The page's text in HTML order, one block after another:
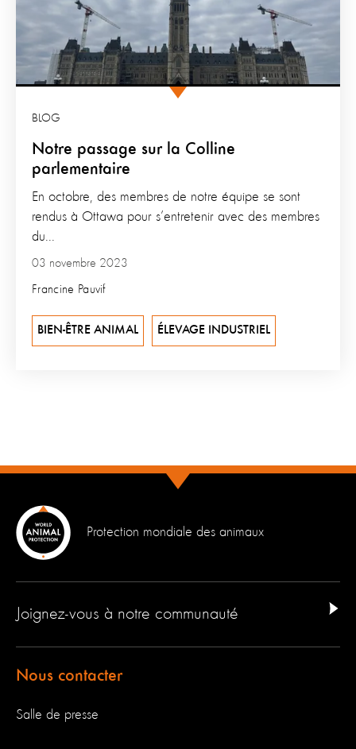
Notre passage sur la Colline
parlementaire
BLOG
03 novembre 2023
Francine Pauvif
En octobre, des membres de notre équipe se sont
rendus à Ottawa pour s’entretenir avec des membres
du...
BIEN-ÊTRE ANIMAL ÉLEVAGE INDUSTRIEL
Protection mondiale des animaux
Joignez-vous à notre communauté
Nous contacter
Salle de presse